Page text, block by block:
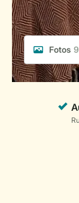
Fotos 9